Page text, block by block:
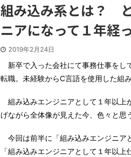
組み込み系とは？
ニアになって１年経
2019年2月24日
新卒で入った会社にて事務仕事をし
転職。未経験からC言語を使用した組
組み込みエンジニアとして１年以上
げながら全体像が見えた今、色々と思
今回は前半に「組み込みエンジニア
「組み込みエンジニアとして１年以